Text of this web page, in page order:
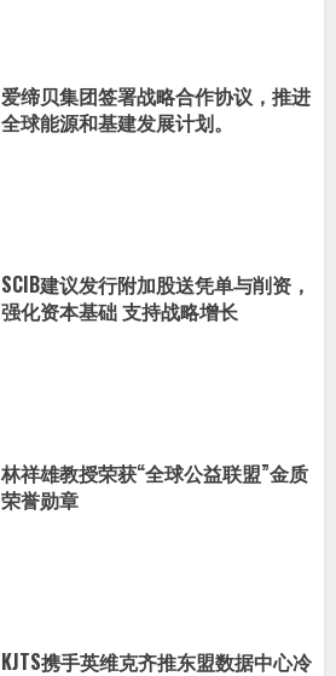
爱缔贝集团签署战略合作协议，推进
全球能源和基建发展计划。
SCIB建议发行附加股送凭单与削资，
强化资本基础 支持战略增长
林祥雄教授荣获“全球公益联盟”金质
荣誉勋章
KJTS携手英维克齐推东盟数据中心冷